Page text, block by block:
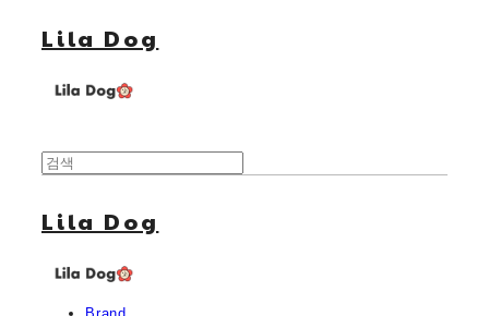
Lila Dog
Lila Dog